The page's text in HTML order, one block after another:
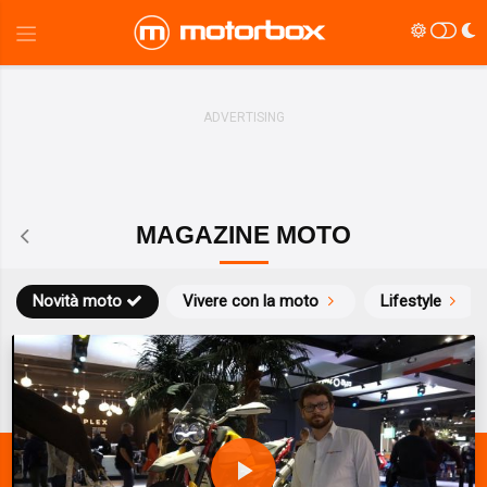
MAGAZINE MOTO
Novità moto Vivere con la moto Lifestyle